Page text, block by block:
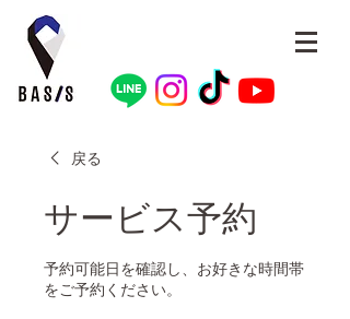
戻る
サービス予約
予約可能日を確認し、お好きな時間帯
をご予約ください。